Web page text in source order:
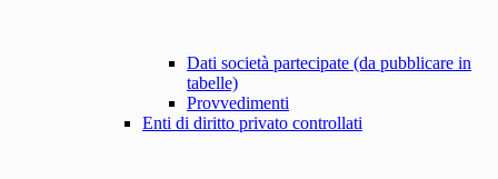
Dati società partecipate (da pubblicare in
tabelle)
Provvedimenti
Enti di diritto privato controllati